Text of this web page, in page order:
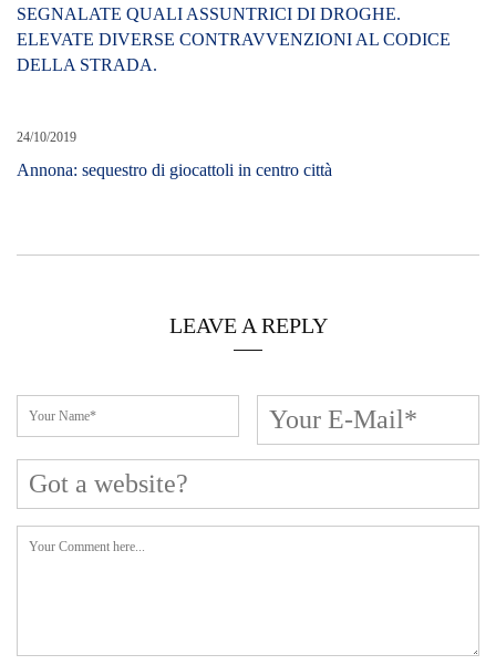
SEGNALATE QUALI ASSUNTRICI DI DROGHE.
ELEVATE DIVERSE CONTRAVVENZIONI AL CODICE
DELLA STRADA.
24/10/2019
Annona: sequestro di giocattoli in centro città
LEAVE A REPLY